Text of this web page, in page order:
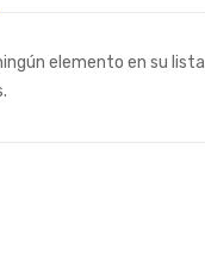
elemento en su lista